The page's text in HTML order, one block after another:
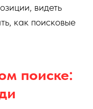
видеть
как поисковые
поиске: